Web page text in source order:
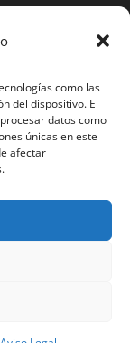
como las
del dispositivo. El
datos como
únicas en este
afectar
pedir
Sánchez.
en